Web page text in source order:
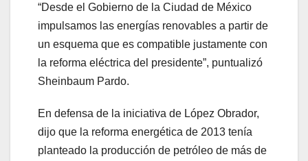
“Desde el Gobierno de la Ciudad de México
impulsamos las energías renovables a partir de
un esquema que es compatible justamente con
la reforma eléctrica del presidente”, puntualizó
Sheinbaum Pardo.
En defensa de la iniciativa de López Obrador,
dijo que la reforma energética de 2013 tenía
planteado la producción de petróleo de más de